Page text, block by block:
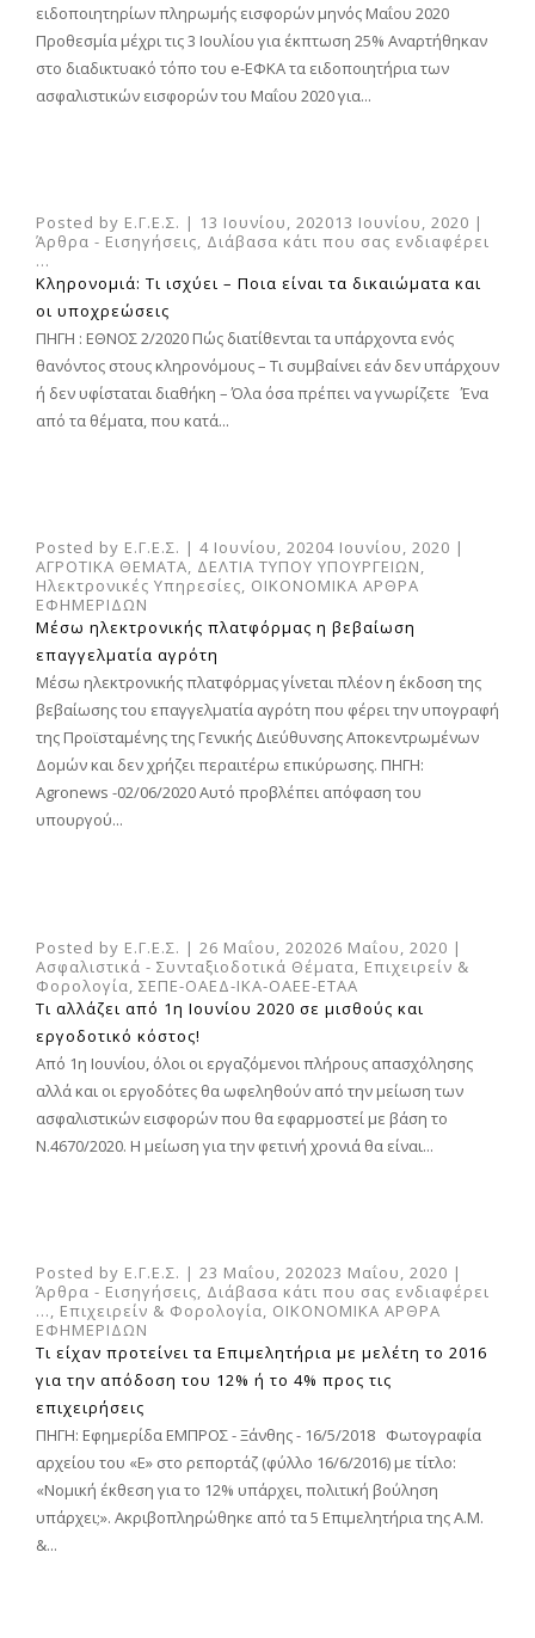
ειδοποιητηρίων πληρωμής εισφορών μηνός Μαΐου 2020
Προθεσμία μέχρι τις 3 Ιουλίου για έκπτωση 25% Αναρτήθηκαν
στο διαδικτυακό τόπο του e-ΕΦΚΑ τα ειδοποιητήρια των
ασφαλιστικών εισφορών του Μαΐου 2020 για...
Posted by Ε.Γ.Ε.Σ. | 13 Ιουνίου, 202013 Ιουνίου, 2020 |
Άρθρα - Εισηγήσεις, Διάβασα κάτι που σας ενδιαφέρει
...
Κληρονομιά: Τι ισχύει – Ποια είναι τα δικαιώματα και
οι υποχρεώσεις
ΠΗΓΗ : ΕΘΝΟΣ 2/2020 Πώς διατίθενται τα υπάρχοντα ενός
θανόντος στους κληρονόμους – Τι συμβαίνει εάν δεν υπάρχουν
ή δεν υφίσταται διαθήκη – Όλα όσα πρέπει να γνωρίζετε Ένα
από τα θέματα, που κατά...
Posted by Ε.Γ.Ε.Σ. | 4 Ιουνίου, 20204 Ιουνίου, 2020 |
ΑΓΡΟΤΙΚΑ ΘΕΜΑΤΑ, ΔΕΛΤΙΑ ΤΥΠΟΥ ΥΠΟΥΡΓΕΙΩΝ,
Ηλεκτρονικές Υπηρεσίες, ΟΙΚΟΝΟΜΙΚΑ ΑΡΘΡΑ
ΕΦΗΜΕΡΙΔΩΝ
Μέσω ηλεκτρονικής πλατφόρμας η βεβαίωση
επαγγελματία αγρότη
Μέσω ηλεκτρονικής πλατφόρμας γίνεται πλέον η έκδοση της
βεβαίωσης του επαγγελματία αγρότη που φέρει την υπογραφή
της Προϊσταμένης της Γενικής Διεύθυνσης Αποκεντρωμένων
Δομών και δεν χρήζει περαιτέρω επικύρωσης. ΠΗΓΗ:
Agronews -02/06/2020 Αυτό προβλέπει απόφαση του
υπουργού...
Posted by Ε.Γ.Ε.Σ. | 26 Μαΐου, 202026 Μαΐου, 2020 |
Ασφαλιστικά - Συνταξιοδοτικά Θέματα, Επιχειρείν &
Φορολογία, ΣΕΠΕ-ΟΑΕΔ-ΙΚΑ-ΟΑΕΕ-ΕΤΑΑ
Τι αλλάζει από 1η Ιουνίου 2020 σε μισθούς και
εργοδοτικό κόστος!
Από 1η Ιουνίου, όλοι οι εργαζόμενοι πλήρους απασχόλησης
αλλά και οι εργοδότες θα ωφεληθούν από την μείωση των
ασφαλιστικών εισφορών που θα εφαρμοστεί με βάση το
Ν.4670/2020. Η μείωση για την φετινή χρονιά θα είναι...
Posted by Ε.Γ.Ε.Σ. | 23 Μαΐου, 202023 Μαΐου, 2020 |
Άρθρα - Εισηγήσεις, Διάβασα κάτι που σας ενδιαφέρει
..., Επιχειρείν & Φορολογία, ΟΙΚΟΝΟΜΙΚΑ ΑΡΘΡΑ
ΕΦΗΜΕΡΙΔΩΝ
Τι είχαν προτείνει τα Επιμελητήρια με μελέτη το 2016
για την απόδοση του 12% ή το 4% προς τις
επιχειρήσεις
ΠΗΓΗ: Εφημερίδα ΕΜΠΡΟΣ - Ξάνθης - 16/5/2018 Φωτογραφία
αρχείου του «Ε» στο ρεπορτάζ (φύλλο 16/6/2016) με τίτλο:
«Νομική έκθεση για το 12% υπάρχει, πολιτική βούληση
υπάρχει;». Ακριβοπληρώθηκε από τα 5 Επιμελητήρια της Α.Μ.
&...